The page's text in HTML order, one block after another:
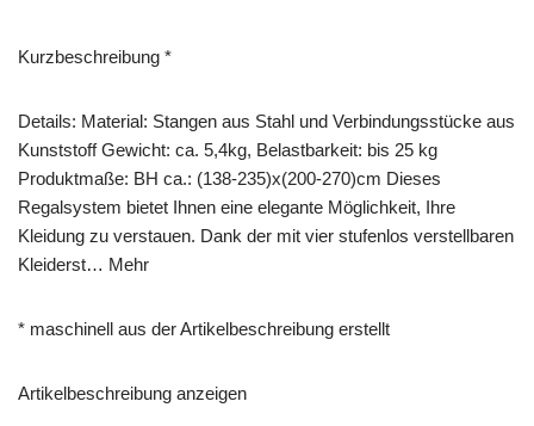
Kurzbeschreibung *
Details: Material: Stangen aus Stahl und Verbindungsstücke aus
Kunststoff Gewicht: ca. 5,4kg, Belastbarkeit: bis 25 kg
Produktmaße: BH ca.: (138-235)x(200-270)cm Dieses
Regalsystem bietet Ihnen eine elegante Möglichkeit, Ihre
Kleidung zu verstauen. Dank der mit vier stufenlos verstellbaren
Kleiderst… Mehr
* maschinell aus der Artikelbeschreibung erstellt
Artikelbeschreibung anzeigen